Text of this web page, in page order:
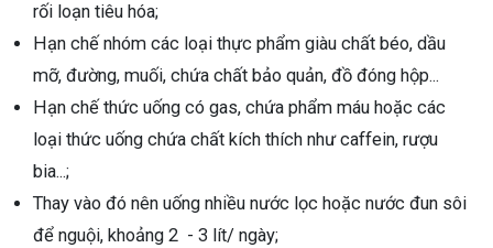
rối loạn tiêu hóa;
Hạn chế nhóm các loại thực phẩm giàu chất béo, dầu
mỡ, đường, muối, chứa chất bảo quản, đồ đóng hộp...
Hạn chế thức uống có gas, chứa phẩm máu hoặc các
loại thức uống chứa chất kích thích như caffein, rượu
bia...;
Thay vào đó nên uống nhiều nước lọc hoặc nước đun sôi
để nguội, khoảng 2 - 3 lít/ ngày;